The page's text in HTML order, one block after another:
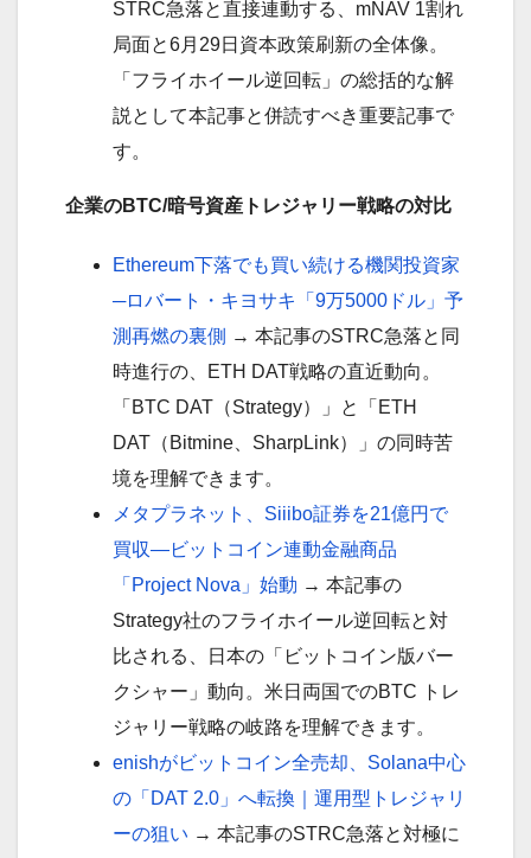
STRC急落と直接連動する、mNAV 1割れ
局面と6月29日資本政策刷新の全体像。
「フライホイール逆回転」の総括的な解
説として本記事と併読すべき重要記事で
す。
企業のBTC/暗号資産トレジャリー戦略の対比
Ethereum下落でも買い続ける機関投資家
─ロバート・キヨサキ「9万5000ドル」予
測再燃の裏側 → 本記事のSTRC急落と同
時進行の、ETH DAT戦略の直近動向。
「BTC DAT（Strategy）」と「ETH
DAT（Bitmine、SharpLink）」の同時苦
境を理解できます。
メタプラネット、Siiibo証券を21億円で
買収—ビットコイン連動金融商品
「Project Nova」始動 → 本記事の
Strategy社のフライホイール逆回転と対
比される、日本の「ビットコイン版バー
クシャー」動向。米日両国でのBTC トレ
ジャリー戦略の岐路を理解できます。
enishがビットコイン全売却、Solana中心
の「DAT 2.0」へ転換｜運用型トレジャリ
ーの狙い → 本記事のSTRC急落と対極に